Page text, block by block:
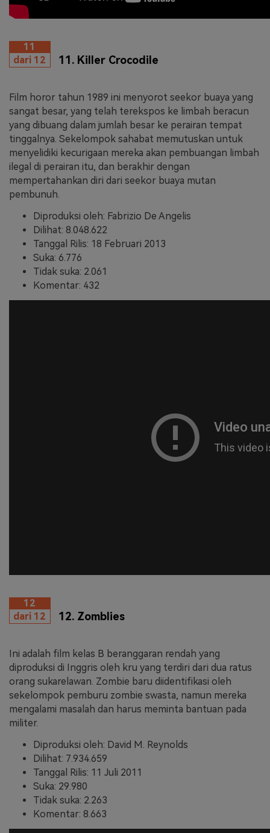
11
dari 12
11. Killer Crocodile
Film horor tahun 1989 ini menyorot seekor buaya yang
sangat besar, yang telah terekspos ke limbah beracun
yang dibuang dalam jumlah besar ke perairan tempat
tinggalnya. Sekelompok sahabat memutuskan untuk
menyelidiki kecurigaan mereka akan pembuangan limbah
ilegal di perairan itu, dan berakhir dengan
mempertahankan diri dari seekor buaya mutan
pembunuh.
Diproduksi oleh: Fabrizio De Angelis
Dilihat: 8.048.622
Tanggal Rilis: 18 Februari 2013
Suka: 6.776
Tidak suka: 2.061
Komentar: 432
12
dari 12
12. Zomblies
Ini adalah film kelas B beranggaran rendah yang
diproduksi di Inggris oleh kru yang terdiri dari dua ratus
orang sukarelawan. Zombie baru diidentifikasi oleh
sekelompok pemburu zombie swasta, namun mereka
mengalami masalah dan harus meminta bantuan pada
militer.
Diproduksi oleh: David M. Reynolds
Dilihat: 7.934.659
Tanggal Rilis: 11 Juli 2011
Suka: 29.980
Tidak suka: 2.263
Komentar: 8.663